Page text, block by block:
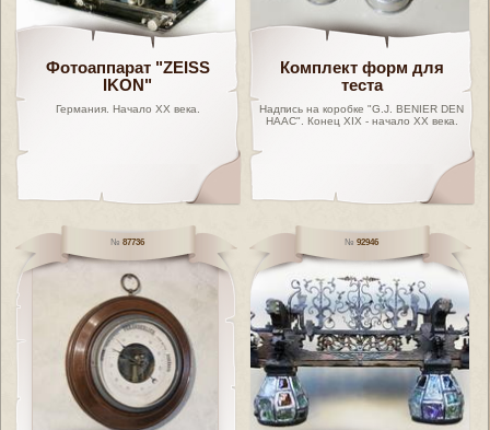
Фотоаппарат "ZEISS
IKON"
Германия. Начало XX века.
Комплект форм для
теста
Надпись на коробке "G.J. BENIER DEN
HAAC". Конец XIX - начало ХХ века.
87736 92946